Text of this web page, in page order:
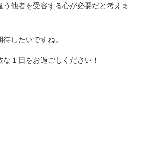
う他者を受容する心が必要だと考えま
したいですね。
１日をお過ごしください！